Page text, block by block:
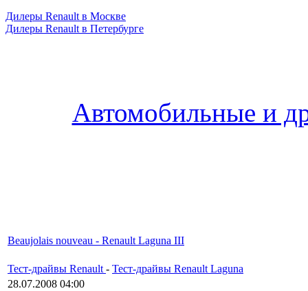
Дилеры Renault в Москве
Дилеры Renault в Петербурге
Автомобильные и
Beaujolais nouveau - Renault Laguna III
Тест-драйвы Renault - Тест-драйвы Renault Laguna
28.07.2008 04:00